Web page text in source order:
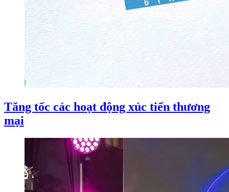
Tăng tốc các hoạt động xúc tiến thương
mại